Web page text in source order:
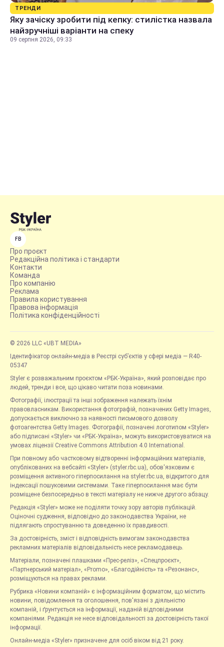
ТРЕНДИ
Яку зачіску зробити під кепку: стилістка назвала
найзручніші варіанти на спеку
09 серпня 2026, 09:33
FB
Про проєкт
Редакційна політика і стандарти
Контакти
Команда
Про компанію
Реклама
Правила користування
Правова інформація
Політика конфіденційності
© 2026 LLC «UBT MEDIA»
Ідентифікатор онлайн-медіа в Реєстрі суб’єктів у сфері медіа — R40-
05347
Styler є розважальним проєктом «РБК-Україна», який розповідає про
людей, тренди і все, що цікаво читати поза новинами.
Фотографії, ілюстрації та інші зображення належать їхнім
правовласникам. Використання фотографій, позначених Getty Images,
допускається виключно за наявності письмового дозволу
фотоагентства Getty Images. Фотографії, позначені логотипом «Styler»
або підписані «Styler» чи «РБК-Україна», можуть використовуватися на
умовах ліцензії Creative Commons Attribution 4.0 International.
При повному або частковому відтворенні інформаційних матеріалів,
опублікованих на вебсайті «Styler» (styler.rbc.ua), обов'язковим є
розміщення активного гіперпосилання на styler.rbc.ua, відкритого для
індексації пошуковими системами. Таке гіперпосилання має бути
розміщене безпосередньо в тексті матеріалу не нижче другого абзацу.
Редакція «Styler» може не поділяти точку зору авторів публікацій.
Оціночні судження, відповідно до законодавства України, не
підлягають спростуванню та доведенню їх правдивості.
За достовірність, зміст і відповідність вимогам законодавства
рекламних матеріалів відповідальність несе рекламодавець.
Матеріали, позначені плашками «Прес-реліз», «Спецпроєкт»,
«Партнерський матеріал», «Promo», «Благодійність» та «Резонанс»,
розміщуються на правах реклами.
Рубрика «Новини компаній» є інформаційним форматом, що містить
новини, повідомлення та оголошення, пов'язані з діяльністю
компаній, і ґрунтується на інформації, наданій відповідними
компаніями. Редакція не несе відповідальності за достовірність такої
інформації.
Онлайн-медіа «Styler» призначене для осіб віком від 21 року.